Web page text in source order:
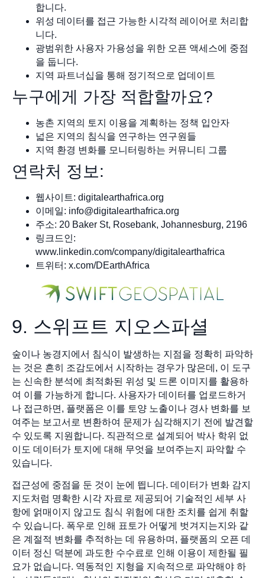
합니다.
위성 데이터를 접근 가능한 시각적 레이어로 처리합
니다.
광범위한 사용자 가용성을 위한 오픈 액세스에 중점
을 둡니다.
지역 파트너십을 통해 정기적으로 업데이트
누구에게 가장 적합할까요?
농촌 지역의 토지 이용을 계획하는 정책 입안자
넓은 지역의 침식을 연구하는 연구원들
지역 환경 변화를 모니터링하는 커뮤니티 그룹
연락처 정보:
웹사이트: digitalearthafrica.org
이메일: info@digitalearthafrica.org
주소: 20 Baker St, Rosebank, Johannesburg, 2196
링크드인:
www.linkedin.com/company/digitalearthafrica
트위터: x.com/DEarthAfrica
9. 스위프트 지오스파셜
숲이나 농경지에서 침식이 발생하는 지점을 정확히 파악하
는 것은 흔히 조감도에서 시작하는 경우가 많은데, 이 도구
는 신속한 분석에 최적화된 위성 및 드론 이미지를 활용하
여 이를 가능하게 합니다. 사용자가 데이터를 업로드하거
나 접근하면, 플랫폼은 이를 토양 노출이나 경사 변화를 보
여주는 보고서로 변환하여 문제가 심각해지기 전에 발견할
수 있도록 지원합니다. 직관적으로 설계되어 박사 학위 없
이도 데이터가 토지에 대해 무엇을 보여주는지 파악할 수
있습니다.
접근성에 중점을 둔 것이 눈에 띕니다. 데이터가 변화 감지
지도처럼 명확한 시각 자료로 제공되어 기술적인 세부 사
항에 얽매이지 않고도 침식 위험에 대한 조치를 쉽게 취할
수 있습니다. 폭우로 인해 표토가 어떻게 벗겨지는지와 같
은 계절적 변화를 추적하는 데 유용하며, 플랫폼의 오픈 데
이터 정신 덕분에 과도한 수수료로 인해 이용이 제한될 필
요가 없습니다. 역동적인 지형을 지속적으로 파악해야 하